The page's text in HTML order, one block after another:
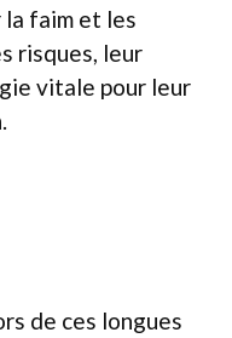
la faim et les
risques, leur
vitale pour leur
de ces longues